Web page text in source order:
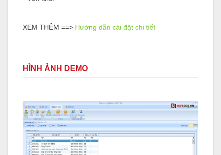
XEM THÊM ==> Hướng dẫn cài đặt chi tiết
HÌNH ẢNH DEMO